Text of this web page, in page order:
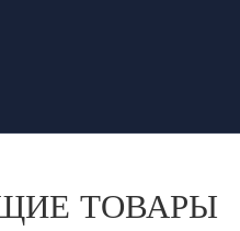
ТОВАРЫ